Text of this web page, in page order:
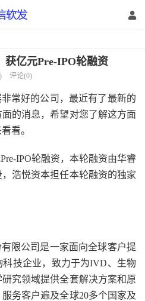
获亿元Pre-IPO轮融资
评论(0)
常好的公司，最近有了最新的
的消息，希望对您了解这方面
看。
IPO轮融资，本轮融资由华睿
浩悦资本担任本轮融资的独家
限公司是一家面向全球客户提
技企业，致力于为IVD、生物
究领域提供全套解决方案和原
务客户遍及全球20多个国家及